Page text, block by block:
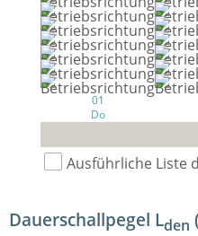
01
Do
Ausführliche Liste
Dauerschallpegel Lden